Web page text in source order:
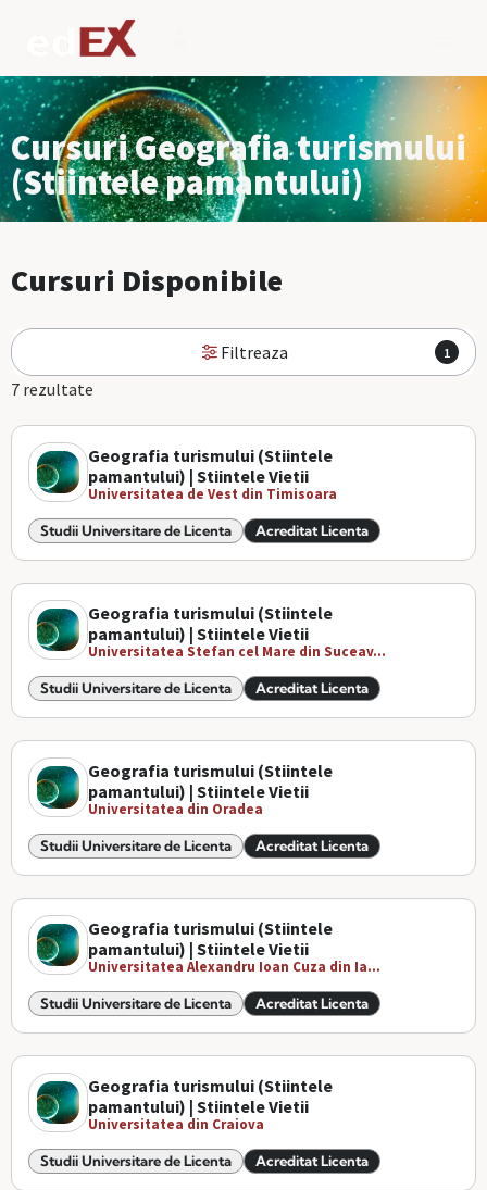
Cursuri Geografia turismului
(Stiintele pamantului)
Cursuri Disponibile
Filtreaza 1
7 rezultate
Geografia turismului (Stiintele
pamantului) | Stiintele Vietii
Universitatea de Vest din Timisoara
Studii Universitare de Licenta Acreditat Licenta
Geografia turismului (Stiintele
pamantului) | Stiintele Vietii
Universitatea Stefan cel Mare din Suceav...
Studii Universitare de Licenta Acreditat Licenta
Geografia turismului (Stiintele
pamantului) | Stiintele Vietii
Universitatea din Oradea
Studii Universitare de Licenta Acreditat Licenta
Geografia turismului (Stiintele
pamantului) | Stiintele Vietii
Universitatea Alexandru Ioan Cuza din Ia...
Studii Universitare de Licenta Acreditat Licenta
Geografia turismului (Stiintele
pamantului) | Stiintele Vietii
Universitatea din Craiova
Studii Universitare de Licenta Acreditat Licenta